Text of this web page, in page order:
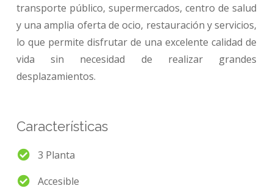
transporte público, supermercados, centro de salud
y una amplia oferta de ocio, restauración y servicios,
lo que permite disfrutar de una excelente calidad de
vida sin necesidad de realizar grandes
desplazamientos.
Características
3 Planta
Accesible